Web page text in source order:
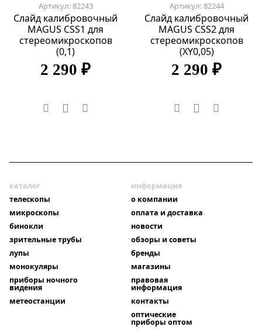
Артикул: 82243
Слайд калибровочный
MAGUS CSS1 для
стереомикроскопов
(0,1)
2 290 ₽
Артикул: 82244
Слайд калибровочный
MAGUS CSS2 для
стереомикроскопов
(XY0,05)
2 290 ₽
каталог
телескопы
микроскопы
бинокли
зрительные трубы
лупы
монокуляры
приборы ночного
видения
метеостанции
информация
о компании
оплата и доставка
новости
обзоры и советы
бренды
магазины
правовая
информация
контакты
оптические
приборы оптом